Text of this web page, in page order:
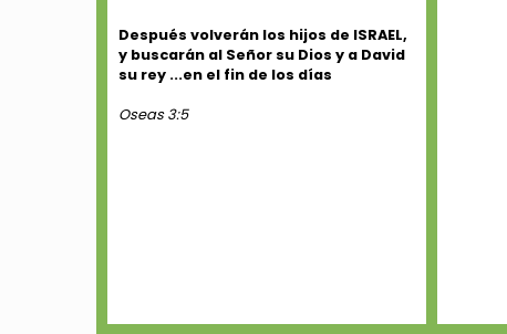
Después volverán los hijos de ISRAEL,
y buscarán al Señor su Dios y a David
su rey ...en el fin de los días
Oseas 3:5